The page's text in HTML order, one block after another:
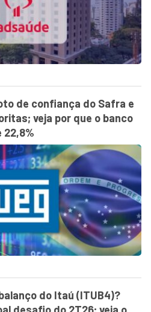
de confiança do Safra e
veja por que o banco
22,8%
do Itaú (ITUB4)?